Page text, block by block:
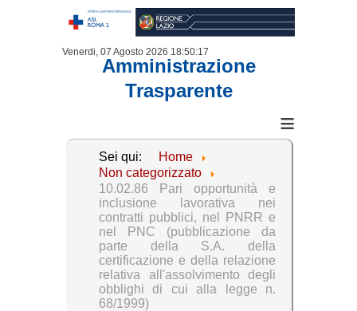
Venerdi, 07 Agosto 2026 18:50:17
Amministrazione
Trasparente
≡
Sei qui:
Home
Non categorizzato
10.02.86 Pari opportunità e
inclusione lavorativa nei
contratti pubblici, nel PNRR e
nel PNC (pubblicazione da
parte della S.A. della
certificazione e della relazione
relativa all'assolvimento degli
obblighi di cui alla legge n.
68/1999)